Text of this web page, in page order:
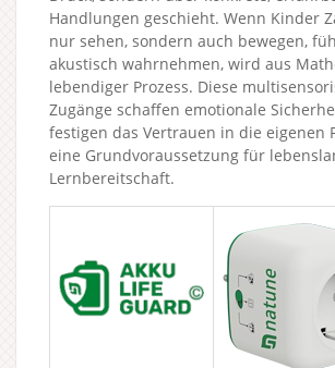
Handlungen geschieht. Wenn Kinder
nur sehen, sondern auch bewegen,
akustisch wahrnehmen, wird aus
lebendiger Prozess. Diese
Zugänge schaffen emotionale
festigen das Vertrauen in die eigenen
eine Grundvoraussetzung für
Lernbereitschaft.